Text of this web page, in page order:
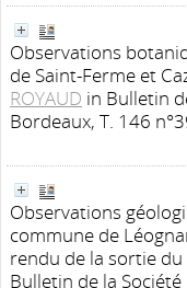
Observations
de Saint-Ferme et
ROYAUD in Bulletin
Bordeaux, T. 146
Observations
commune de
rendu de la sortie
Bulletin de la